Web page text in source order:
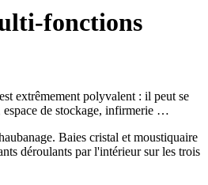
fonctions
extrêmement polyvalent : il peut se
espace de stockage, infirmerie …
Baies cristal et moustiquaire
déroulants par l'intérieur sur les trois